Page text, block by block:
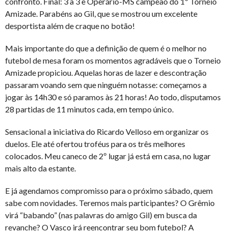
Amizade. Parabéns ao Gil, que se mostrou um excelente
desportista além de craque no botão!
Mais importante do que a definição de quem é o melhor no
futebol de mesa foram os momentos agradáveis que o Torneio
Amizade propiciou. Aquelas horas de lazer e descontração
passaram voando sem que ninguém notasse: começamos a
jogar às 14h30 e só paramos às 21 horas! Ao todo, disputamos
28 partidas de 11 minutos cada, em tempo único.
Sensacional a iniciativa do Ricardo Velloso em organizar os
duelos. Ele até ofertou troféus para os três melhores
colocados. Meu caneco de 2º lugar já está em casa, no lugar
mais alto da estante.
E já agendamos compromisso para o próximo sábado, quem
sabe com novidades. Teremos mais participantes? O Grêmio
virá “babando” (nas palavras do amigo Gil) em busca da
revanche? O Vasco irá reencontrar seu bom futebol? A